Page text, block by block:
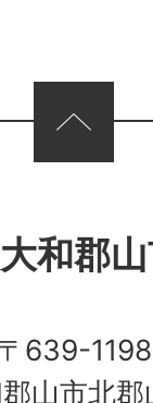
大和郡
639-1198
山市北